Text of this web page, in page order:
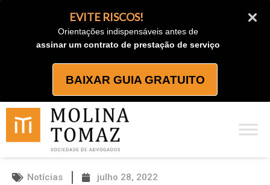
EVITE RISCOS!
Orientações indispensáveis antes de
assinar um contrato de prestação de serviço
BAIXAR GUIA GRATUITO
Notícias julho 28, 2022